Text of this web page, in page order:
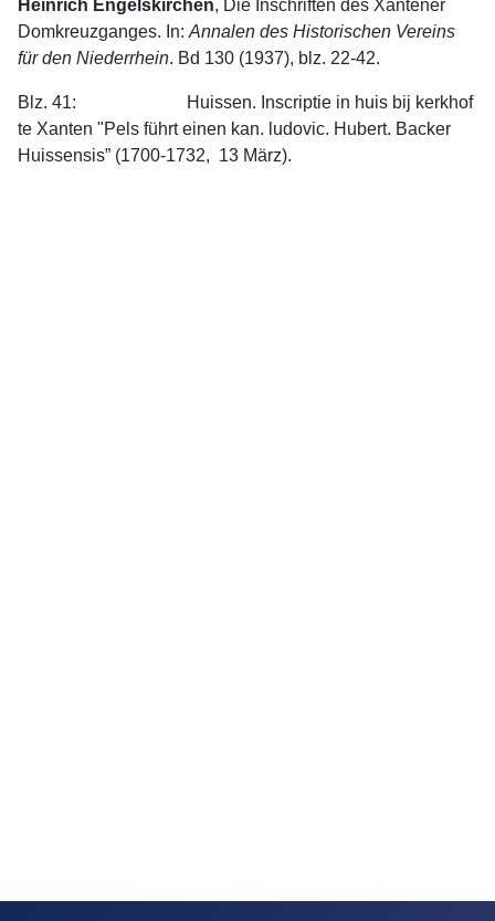
Heinrich Engelskirchen, Die Inschriften des Xantener
Domkreuzganges. In: Annalen des Histori­schen Vereins
für den Niederrhein. Bd 130 (1937), blz. 22-42.
Blz. 41: Huissen. Inscriptie in huis bij kerkhof
te Xanten "Pels führt einen kan. ludovic. Hubert. Backer
Huissensis” (1700-1732, 13 März).